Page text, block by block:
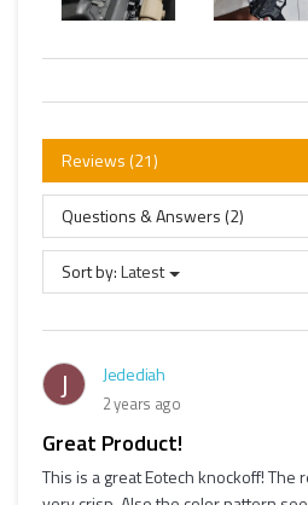
Reviews (21)
Questions & Answers (2)
Sort by:Latest
J Jedediah
2 years ago
Great Product!
This is a great Eotech knockoff! The